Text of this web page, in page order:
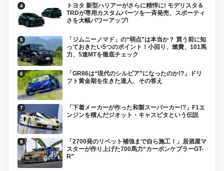
トヨタ 新型ハリアーがさらに精悍に! モデリスタ＆
TRDが専用カスタムパーツを一斉発売、スポーティ
さを大幅パワーアップ!
「ジムニーノマド」の“弱点”は本当か？ 買う前に知
っておきたい5つのポイント！小回り、燃費、101馬
力、5速MTを徹底チェック
「GR86は“現代のシルビア”になったのか!?」ドリ
フト黄金期を生きた達人、その答え
「下着メーカーが作った和製スーパーカー!?」F1エ
ンジンを積んだジオット・キャスピタという伝説
「2700発のリベット補強まで自ら施工！」居酒屋マ
スターが作り上げた700馬力“カーボンケブラーGT-
R”